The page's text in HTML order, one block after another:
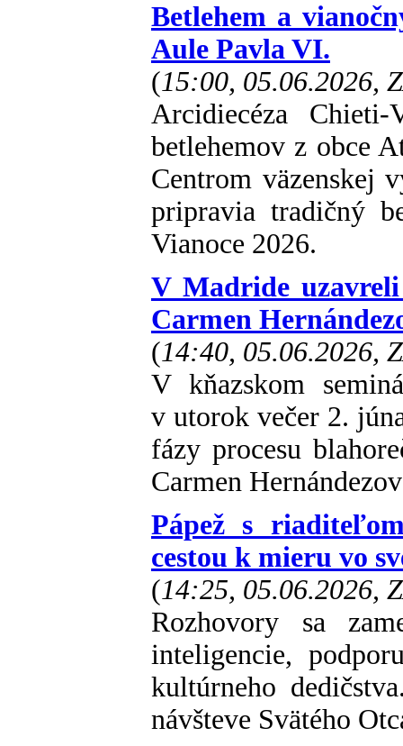
Betlehem a
Aule Pavla VI.
(15:00, 05.06.2026,
Arcidiecéza
betlehemov z obce
Centrom väzenskej
pripravia tradičný
Vianoce 2026.
V Madride uzavreli
Carmen
(14:40, 05.06.2026,
V kňazskom
v utorok večer 2.
fázy procesu
Carmen
Pápež s
cestou k mieru vo
(14:25, 05.06.2026,
Rozhovory sa
inteligencie,
kultúrneho
návšteve Svätého